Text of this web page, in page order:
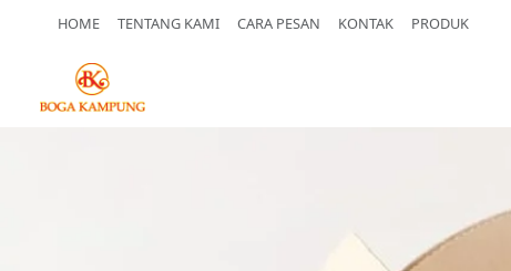
HOME TENTANG KAMI CARA PESAN KONTAK PRODUK